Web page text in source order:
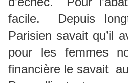
facile. Depuis
Parisien savait qu’il
pour les femmes
financière le savait